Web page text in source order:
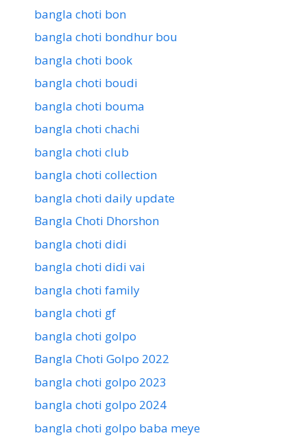
bangla choti bon
bangla choti bondhur bou
bangla choti book
bangla choti boudi
bangla choti bouma
bangla choti chachi
bangla choti club
bangla choti collection
bangla choti daily update
Bangla Choti Dhorshon
bangla choti didi
bangla choti didi vai
bangla choti family
bangla choti gf
bangla choti golpo
Bangla Choti Golpo 2022
bangla choti golpo 2023
bangla choti golpo 2024
bangla choti golpo baba meye